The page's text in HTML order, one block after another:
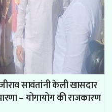
सावंतांनी केली खासदार
– योगायोग की राजकारण